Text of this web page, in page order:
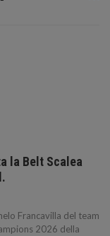
la Belt Scalea
Francavilla del team
2026 della